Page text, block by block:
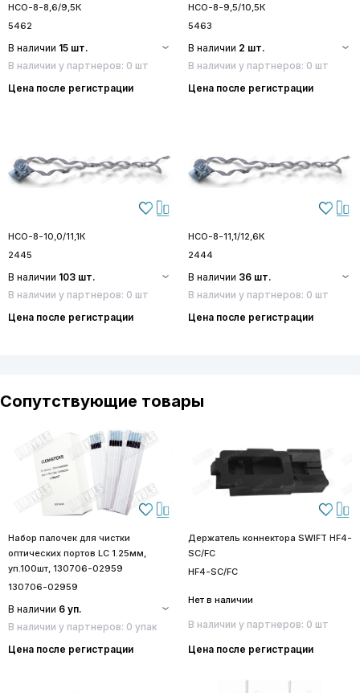
НСО-8-8,6/9,5К
5462
В наличии 15 шт.
В наличии у партнеров: 0 шт
Цена после регистрации
НСО-8-9,5/10,5К
5463
В наличии 2 шт.
В наличии у партнеров: 0 шт
Цена после регистрации
НСО-8-10,0/11,1К
2445
В наличии 103 шт.
В наличии у партнеров: 0 шт
Цена после регистрации
НСО-8-11,1/12,6К
2444
В наличии 36 шт.
В наличии у партнеров: 0 шт
Цена после регистрации
Сопутствующие товары
Набор палочек для чистки
оптических портов LC 1.25мм,
уп.100шт, 130706-02959
130706-02959
В наличии 6 уп.
В наличии у партнеров: 0 упак
Цена после регистрации
Держатель коннектора SWIFT HF4-
SC/FC
HF4-SC/FC
Нет в наличии
В наличии у партнеров: 0 шт
Цена после регистрации